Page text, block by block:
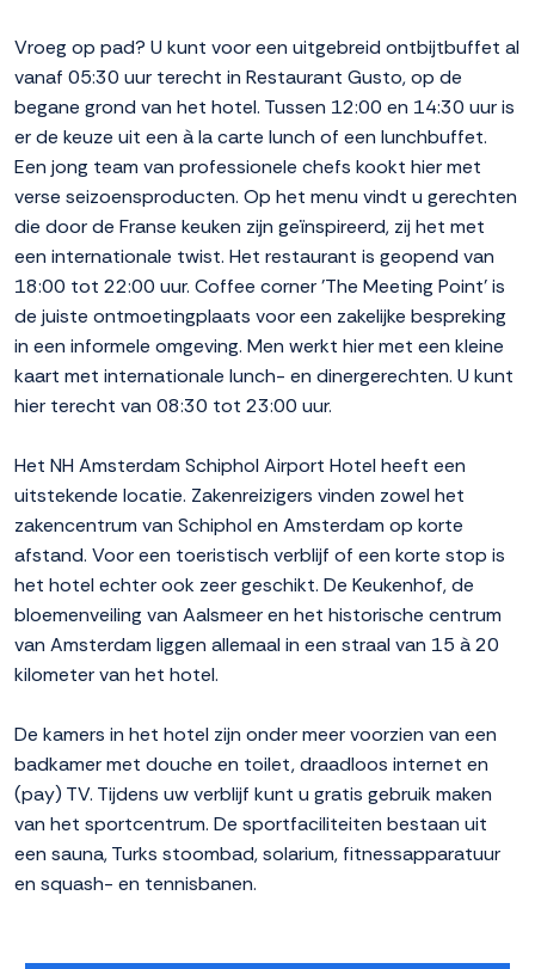
Vroeg op pad? U kunt voor een uitgebreid ontbijtbuffet al
vanaf 05:30 uur terecht in Restaurant Gusto, op de
begane grond van het hotel. Tussen 12:00 en 14:30 uur is
er de keuze uit een à la carte lunch of een lunchbuffet.
Een jong team van professionele chefs kookt hier met
verse seizoensproducten. Op het menu vindt u gerechten
die door de Franse keuken zijn geïnspireerd, zij het met
een internationale twist. Het restaurant is geopend van
18:00 tot 22:00 uur. Coffee corner 'The Meeting Point' is
de juiste ontmoetingplaats voor een zakelijke bespreking
in een informele omgeving. Men werkt hier met een kleine
kaart met internationale lunch- en dinergerechten. U kunt
hier terecht van 08:30 tot 23:00 uur.
Het NH Amsterdam Schiphol Airport Hotel heeft een
uitstekende locatie. Zakenreizigers vinden zowel het
zakencentrum van Schiphol en Amsterdam op korte
afstand. Voor een toeristisch verblijf of een korte stop is
het hotel echter ook zeer geschikt. De Keukenhof, de
bloemenveiling van Aalsmeer en het historische centrum
van Amsterdam liggen allemaal in een straal van 15 à 20
kilometer van het hotel.
De kamers in het hotel zijn onder meer voorzien van een
badkamer met douche en toilet, draadloos internet en
(pay) TV. Tijdens uw verblijf kunt u gratis gebruik maken
van het sportcentrum. De sportfaciliteiten bestaan uit
een sauna, Turks stoombad, solarium, fitnessapparatuur
en squash- en tennisbanen.